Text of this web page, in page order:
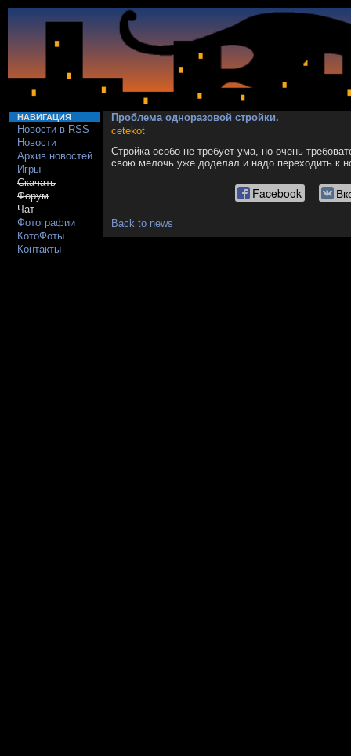
НАВИГАЦИЯ
Новости в RSS
Новости
Архив новостей
Игры
Скачать
Форум
Чат
Фотографии
КотоФоты
Контакты
Проблема одноразовой стройки.
cetekot
Стройка особо не требует ума, но очень
свою мелочь уже доделал и надо переходить к
Facebook
Back to news